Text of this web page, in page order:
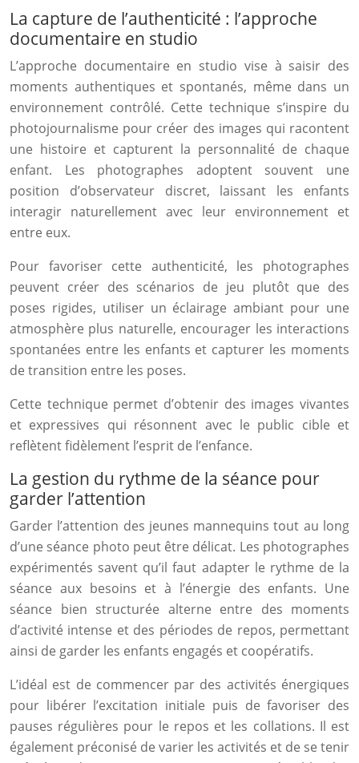
La capture de l’authenticité : l’approche
documentaire en studio
L’approche documentaire en studio vise à saisir des
moments authentiques et spontanés, même dans un
environnement contrôlé. Cette technique s’inspire du
photojournalisme pour créer des images qui racontent
une histoire et capturent la personnalité de chaque
enfant. Les photographes adoptent souvent une
position d’observateur discret, laissant les enfants
interagir naturellement avec leur environnement et
entre eux.
Pour favoriser cette authenticité, les photographes
peuvent créer des scénarios de jeu plutôt que des
poses rigides, utiliser un éclairage ambiant pour une
atmosphère plus naturelle, encourager les interactions
spontanées entre les enfants et capturer les moments
de transition entre les poses.
Cette technique permet d’obtenir des images vivantes
et expressives qui résonnent avec le public cible et
reflètent fidèlement l’esprit de l’enfance.
La gestion du rythme de la séance pour
garder l’attention
Garder l’attention des jeunes mannequins tout au long
d’une séance photo peut être délicat. Les photographes
expérimentés savent qu’il faut adapter le rythme de la
séance aux besoins et à l’énergie des enfants. Une
séance bien structurée alterne entre des moments
d’activité intense et des périodes de repos, permettant
ainsi de garder les enfants engagés et coopératifs.
L’idéal est de commencer par des activités énergiques
pour libérer l’excitation initiale puis de favoriser des
pauses régulières pour le repos et les collations. Il est
également préconisé de varier les activités et de se tenir